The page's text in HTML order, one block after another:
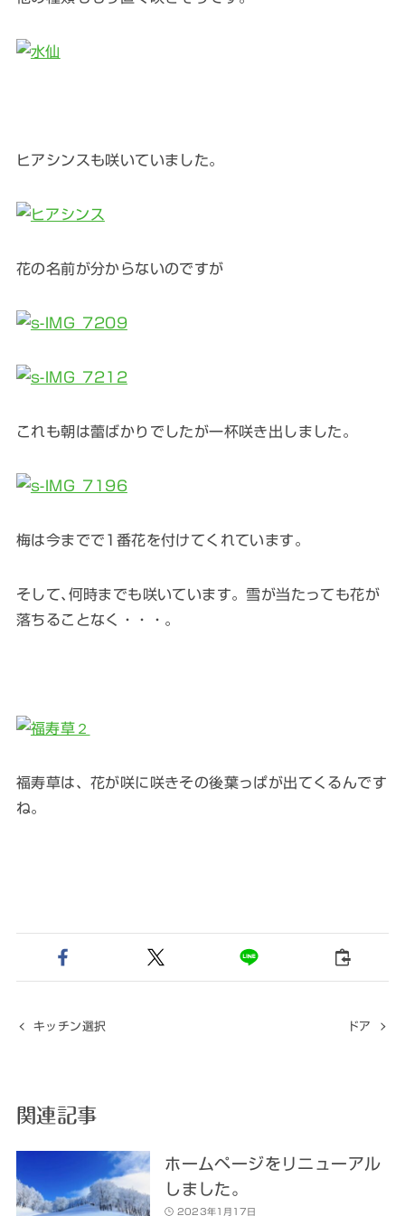
ヒアシンスも咲いていました。
花の名前が分からないのですが
これも朝は蕾ばかりでしたが一杯咲き出しました。
梅は今までで1番花を付けてくれています。
そして､何時までも咲いています。雪が当たっても花が
落ちることなく・・・。
福寿草は、花が咲に咲きその後葉っぱが出てくるんです
ね。
キッチン選択 ドア
関連記事
ホームページをリニューアル
しました。
2023年1月17日